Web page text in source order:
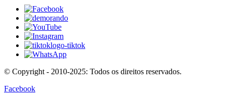
© Copyright - 2010-2025: Todos os direitos reservados.
Facebook